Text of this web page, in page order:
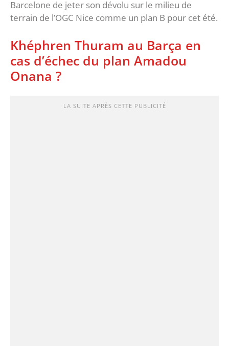
Barcelone de jeter son dévolu sur le milieu de
terrain de l’OGC Nice comme un plan B pour cet été.
Khéphren Thuram au Barça en
cas d’échec du plan Amadou
Onana ?
LA SUITE APRÈS CETTE PUBLICITÉ